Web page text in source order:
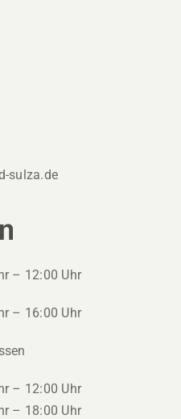
sulza.de
– 12:00 Uhr
– 16:00 Uhr
– 12:00 Uhr
– 18:00 Uhr